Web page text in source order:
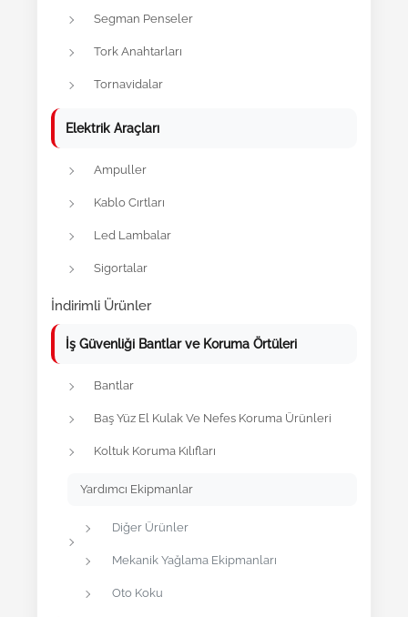
Segman Penseler
Tork Anahtarları
Tornavidalar
Elektrik Araçları
Ampuller
Kablo Cırtları
Led Lambalar
Sigortalar
İndirimli Ürünler
İş Güvenliği Bantlar ve Koruma Örtüleri
Bantlar
Baş Yüz El Kulak Ve Nefes Koruma Ürünleri
Koltuk Koruma Kılıfları
Yardımcı Ekipmanlar
Diğer Ürünler
Mekanik Yağlama Ekipmanları
Oto Koku